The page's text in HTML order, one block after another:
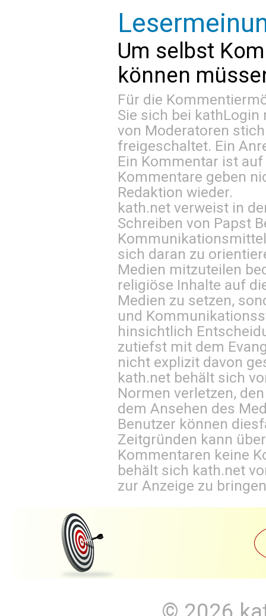
Um selbst
können
Für die
Sie sich bei kathLogin
von Moderatoren
freigeschaltet. Ein
Ein Kommentar ist
Kommentare geben
Redaktion wieder.
kath.net verweist in
Schreiben von Papst
sich daran zu
Medien mitzuteilen
religiöse Inhalte auf
Medien zu setzen,
und
hinsichtlich
zutiefst mit dem
nicht explizit davon
kath.net behält sich
Normen verletzen,
dem Ansehen des
Benutzer können
Zeitgründen kann
Kommentaren keine
behält sich kath.net
zur Anzeige zu